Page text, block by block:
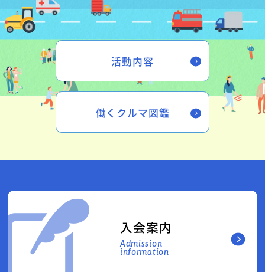
活動内容
働くクルマ図鑑
入会案内
Admission
information